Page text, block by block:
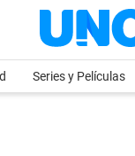
Series y Películas